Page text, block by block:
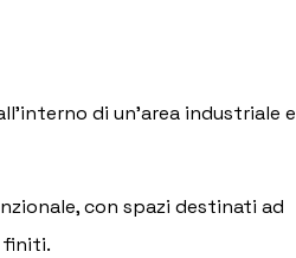
di un'area industriale e
con spazi destinati ad
finiti.